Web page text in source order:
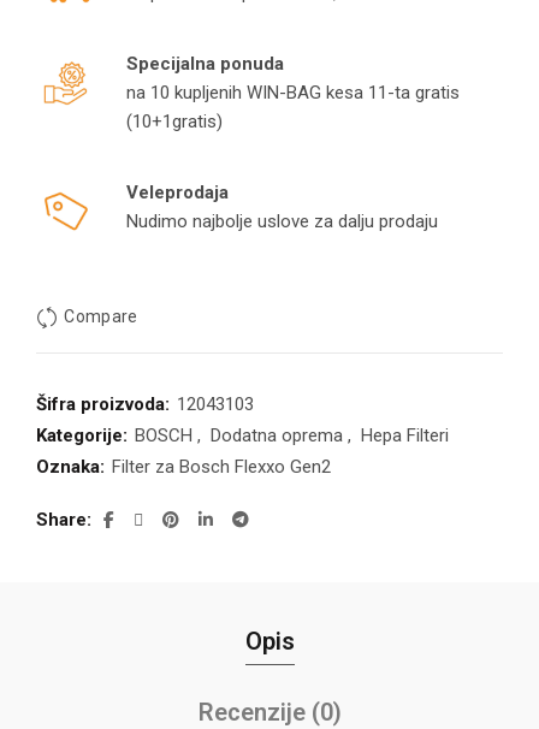
Specijalna ponuda
na 10 kupljenih WIN-BAG kesa 11-ta gratis
(10+1gratis)
Veleprodaja
Nudimo najbolje uslove za dalju prodaju
Compare
Šifra proizvoda: 12043103
Kategorije: BOSCH , Dodatna oprema ,
Hepa Filteri
Oznaka: Filter za Bosch Flexxo Gen2
Share
Opis
Recenzije (0)